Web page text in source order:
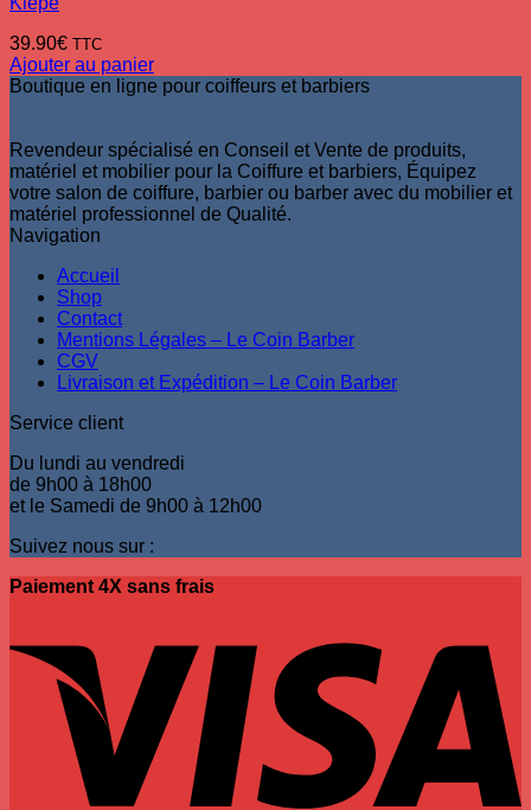
39.90€ TTC
Ajouter au panier
Boutique en ligne pour coiffeurs et barbiers
Revendeur spécialisé en Conseil et Vente de produits,
matériel et mobilier pour la Coiffure et barbiers, Équipez
votre salon de coiffure, barbier ou barber avec du mobilier et
matériel professionnel de Qualité.
Navigation
Accueil
Shop
Contact
Mentions Légales – Le Coin Barber
CGV
Livraison et Expédition – Le Coin Barber
Service client
Du lundi au vendredi
de 9h00 à 18h00
et le Samedi de 9h00 à 12h00
Suivez nous sur :
Paiement 4X sans frais